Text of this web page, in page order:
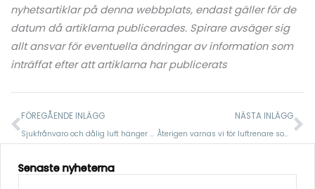
nyhetsartiklar på denna webbplats, endast gäller för de
datum då artiklarna publicerades. Spirare avsäger sig
allt ansvar för eventuella ändringar av information som
inträffat efter att artiklarna har publicerats
Föregående
FÖREGÅENDE INLÄGG
Sjukfrånvaro och dålig luft hänger samman visar nytt forskningsresultat
NÄSTA INLÄGG
Återigen varnas vi för luftrenare som använder ozon
Senaste nyheterna